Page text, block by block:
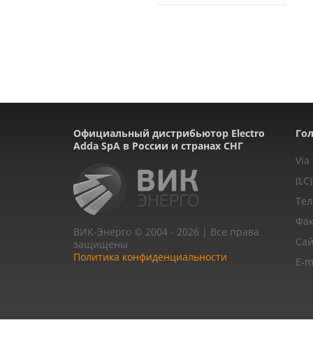
Официальный дистрибьютор Electro
Adda SpA в России и странах СНГ
ВИК-Энерго © 2004 - 2026 | Все права
защищены
Политика конфиденциальности
Via
E-